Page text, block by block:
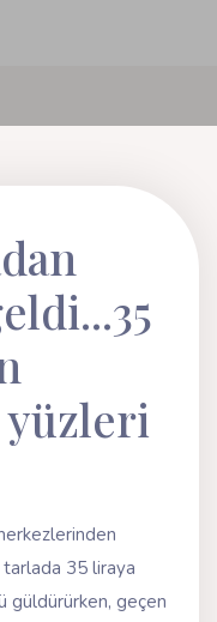
yüzleri
tarlada 35 liraya
güldürürken, geçen